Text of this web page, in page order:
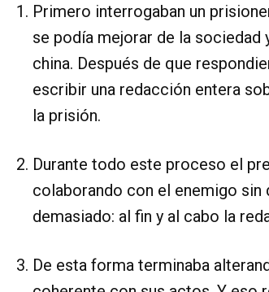
Primero interrogaban un
se podía mejorar de la sociedad
china. Después de que
escribir una redacción entera
la prisión.
Durante todo este proceso el
colaborando con el enemigo
demasiado: al fin y al cabo la
De esta forma terminaba